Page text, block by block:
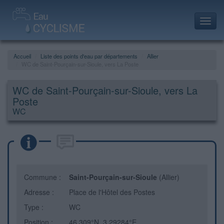
Accueil Liste des points d'eau par départements
Allier
WC de Saint-Pourçain-sur-Sioule, vers La
Poste
WC
Commune : Saint-Pourçain-sur-Sioule (Allier)
Adresse :
Place de l'Hôtel des Postes
Type :
WC
Position :
46.309°N, 3.29284°E